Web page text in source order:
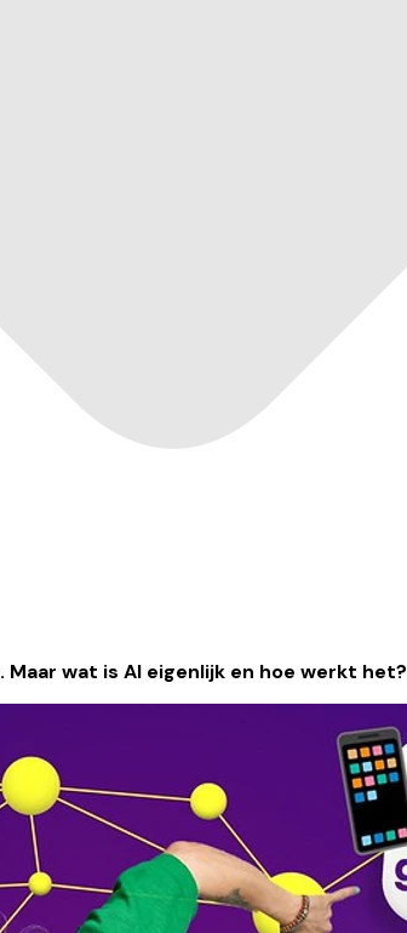
wat is AI eigenlijk en hoe werkt het?